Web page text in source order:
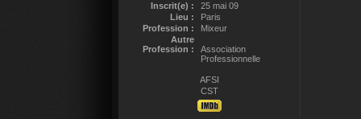
Inscrit(e) :
25 mai 09
Lieu :
Paris
Profession :
Mixeur
Autre
Profession :
Association
Professionnelle
AFSI
CST